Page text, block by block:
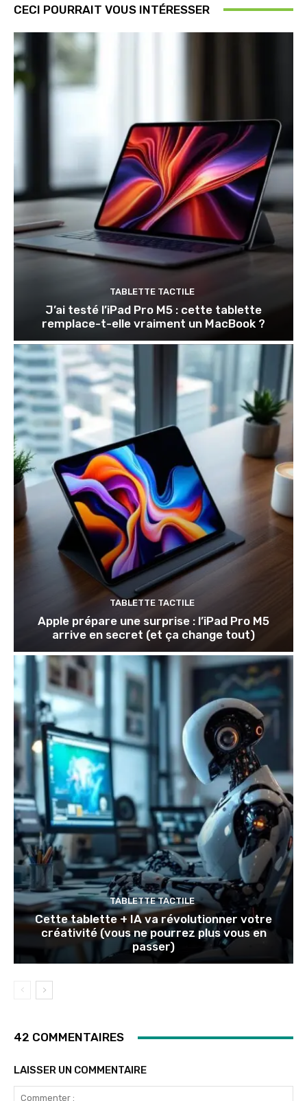
CECI POURRAIT VOUS INTÉRESSER
TABLETTE TACTILE
J’ai testé l’iPad Pro M5 : cette tablette
remplace-t-elle vraiment un MacBook ?
TABLETTE TACTILE
Apple prépare une surprise : l’iPad Pro M5
arrive en secret (et ça change tout)
TABLETTE TACTILE
Cette tablette + IA va révolutionner votre
créativité (vous ne pourrez plus vous en
passer)
42 COMMENTAIRES
LAISSER UN COMMENTAIRE